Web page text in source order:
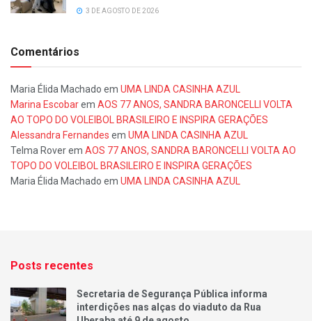
3 DE AGOSTO DE 2026
Comentários
Maria Élida Machado em UMA LINDA CASINHA AZUL
Marina Escobarem AOS 77 ANOS, SANDRA BARONCELLI VOLTA
AO TOPO DO VOLEIBOL BRASILEIRO E INSPIRA GERAÇÕES
Alessandra Fernandes em UMA LINDA CASINHA AZUL
Telma Roverem AOS 77 ANOS, SANDRA BARONCELLI VOLTA AO
TOPO DO VOLEIBOL BRASILEIRO E INSPIRA GERAÇÕES
Maria Élida Machado em UMA LINDA CASINHA AZUL
Posts recentes
Secretaria de Segurança Pública informa
interdições nas alças do viaduto da Rua